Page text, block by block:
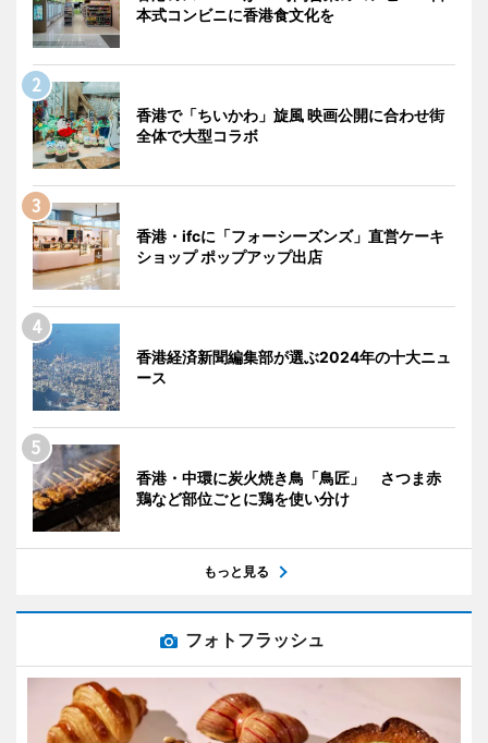
本式コンビニに香港食文化を
香港で「ちいかわ」旋風 映画公開に合わせ街
全体で大型コラボ
香港・ifcに「フォーシーズンズ」直営ケーキ
ショップ ポップアップ出店
香港経済新聞編集部が選ぶ2024年の十大ニュ
ース
香港・中環に炭火焼き鳥「鳥匠」 さつま赤
鶏など部位ごとに鶏を使い分け
もっと見る
フォトフラッシュ